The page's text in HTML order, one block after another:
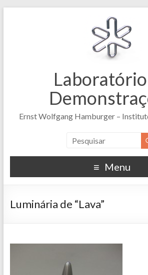
Ernst Wolfgang Hamburger –
Menu
Luminária de “Lava”